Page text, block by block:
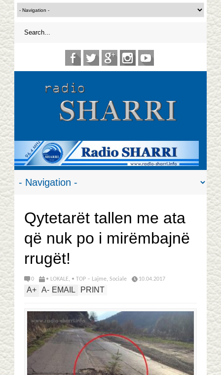
Qytetarët tallen me ata
që nuk po i mirëmbajnë
rrugët!
0 • LOKALE, • TOP – Lajme, Sociale 10.04.2017
A+ A- EMAIL PRINT